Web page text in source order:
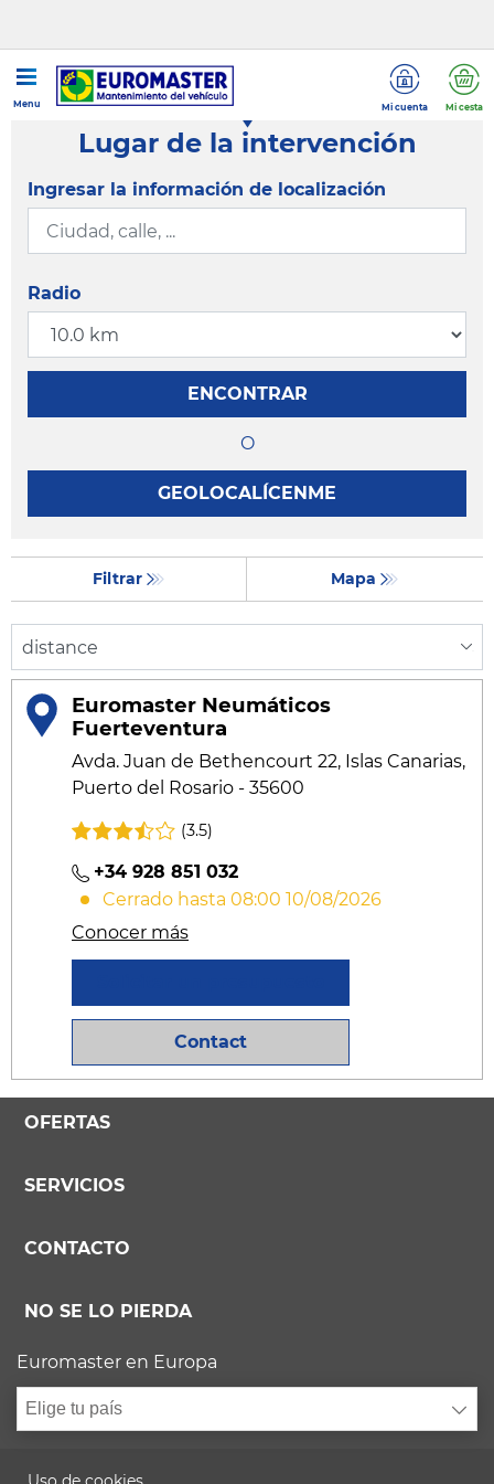
Menu Mi cuenta Mi cesta
Lugar de la intervención
Ingresar la información de localización
Radio
ENCONTRAR
O
GEOLOCALÍCENME
Filtrar Mapa
Euromaster Neumáticos
Fuerteventura
Avda. Juan de Bethencourt 22, Islas Canarias,
Puerto del Rosario - 35600
(3.5)
+34 928 851 032
Cerrado hasta 08:00 10/08/2026
Conocer más
Contact
OFERTAS
SERVICIOS
CONTACTO
NO SE LO PIERDA
Euromaster en Europa
Elige tu país